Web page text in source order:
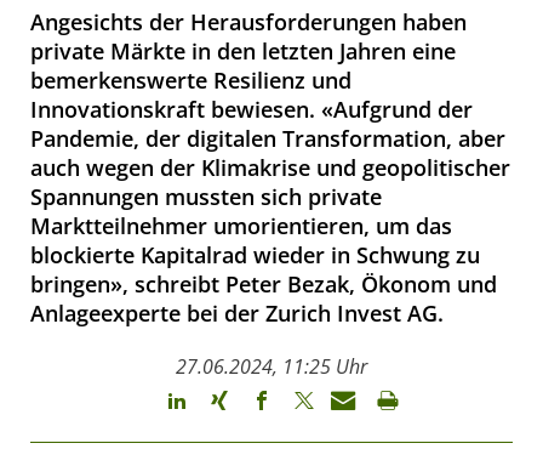
Angesichts der Herausforderungen haben
private Märkte in den letzten Jahren eine
bemerkenswerte Resilienz und
Innovationskraft bewiesen. «Aufgrund der
Pandemie, der digitalen Transformation, aber
auch wegen der Klimakrise und geopolitischer
Spannungen mussten sich private
Marktteilnehmer umorientieren, um das
blockierte Kapitalrad wieder in Schwung zu
bringen», schreibt Peter Bezak, Ökonom und
Anlageexperte bei der Zurich Invest AG.
27.06.2024, 11:25 Uhr